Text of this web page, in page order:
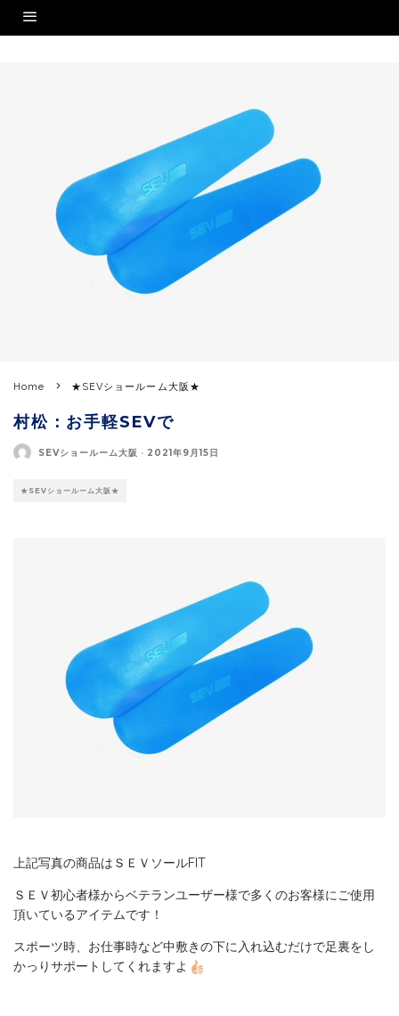
Home ★SEVショールーム大阪★
村松：お手軽SEVで
SEVショールーム大阪 · 2021年9月15日
★SEVショールーム大阪★
上記写真の商品はＳＥＶソールFIT
ＳＥＶ初心者様からベテランユーザー様で多くのお客様にご使用
頂いているアイテムです！
スポーツ時、お仕事時など中敷きの下に入れ込むだけで足裏をし
かっりサポートしてくれますよ